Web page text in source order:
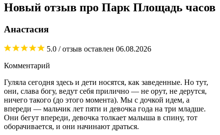
Новый отзыв про Парк Площадь часов
Анастасия
5.0 / отзыв оставлен 06.08.2026
Комментарий
Гуляла сегодня здесь и дети носятся, как заведенные. Но тут,
они, слава богу, ведут себя прилично — не орут, не дерутся,
ничего такого (до этого момента). Мы с дочкой идем, а
впереди — мальчик лет пяти и девочка года на три младше.
Они бегут впереди, девочка толкает малыша в спину, тот
оборачивается, и они начинают драться.